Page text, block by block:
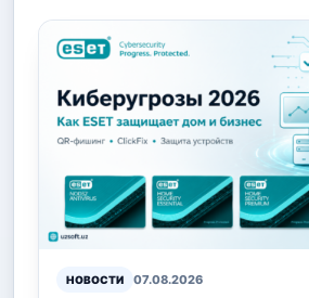
НОВОСТИ 07.08.2026